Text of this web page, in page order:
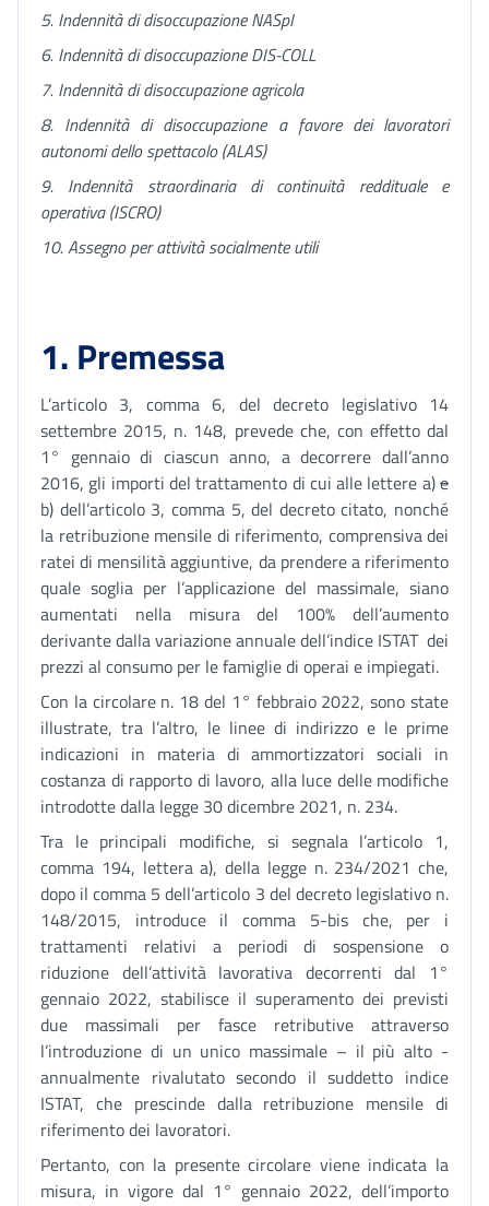
5. Indennità di disoccupazione NASpI
6. Indennità di disoccupazione DIS-COLL
7. Indennità di disoccupazione agricola
8. Indennità di disoccupazione a favore dei lavoratori
autonomi dello spettacolo (ALAS)
9. Indennità straordinaria di continuità reddituale e
operativa (ISCRO)
10. Assegno per attività socialmente utili
1. Premessa
L’articolo 3, comma 6, del decreto legislativo 14
settembre 2015, n. 148, prevede che, con effetto dal
1° gennaio di ciascun anno, a decorrere dall’anno
2016, gli importi del trattamento di cui alle lettere a)e
b) dell’articolo 3, comma 5, del decreto citato, nonché
la retribuzione mensile di riferimento, comprensiva dei
ratei di mensilità aggiuntive, da prendere a riferimento
quale soglia per l’applicazione del massimale, siano
aumentati nella misura del 100% dell’aumento
derivante dalla variazione annuale dell’indice ISTAT dei
prezzi al consumo per le famiglie di operai e impiegati.
Con la circolare n. 18 del 1° febbraio 2022, sono state
illustrate, tra l’altro, le linee di indirizzo e le prime
indicazioni in materia di ammortizzatori sociali in
costanza di rapporto di lavoro, alla luce delle modifiche
introdotte dalla legge 30 dicembre 2021, n. 234.
Tra le principali modifiche, si segnala l’articolo 1,
comma 194, lettera a), della legge n. 234/2021 che,
dopo il comma 5dell’articolo 3 del decreto legislativo n.
148/2015, introduce il comma 5-bis che, per i
trattamenti relativi a periodi di sospensione o
riduzione dell’attività lavorativa decorrenti dal 1°
gennaio 2022, stabilisce il superamento dei previsti
due massimali per fasce retributive attraverso
l’introduzione di un unico massimale – il più alto -
annualmente rivalutato secondo il suddetto indice
ISTAT, che prescinde dalla retribuzione mensile di
riferimento dei lavoratori.
Pertanto, con la presente circolare viene indicata la
misura, in vigore dal 1° gennaio 2022, dell’importo